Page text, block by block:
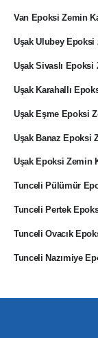
Van Epoksi Zemin
Uşak Ulubey Epoksi
Uşak Sivaslı Epoksi
Uşak Karahallı
Uşak Eşme Epoksi
Uşak Banaz Epoksi
Uşak Epoksi Zemin
Tunceli Pülümür
Tunceli Pertek
Tunceli Ovacık
Tunceli Nazımiye